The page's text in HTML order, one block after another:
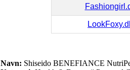
Navn: Shiseido BENEFIANCE